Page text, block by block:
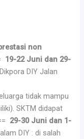
non
19-22 Juni dan 29-
DIY Jalan
tidak mampu
SKTM didapat
29-30 Juni dan 1-
DIY : di salah